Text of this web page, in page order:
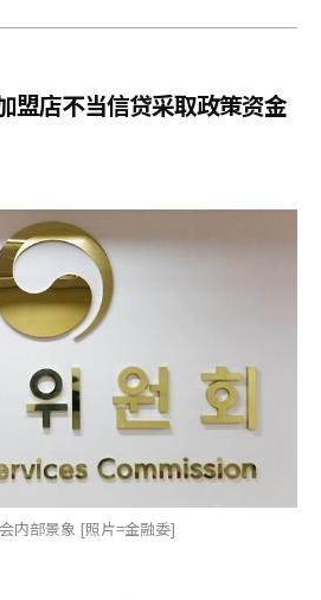
章 小
盟店不当信贷采取政策资金
内部景象 [照片=金融委]